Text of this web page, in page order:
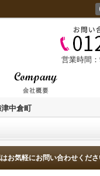
営業時間
中倉町
お気軽にお問い合わせくださ